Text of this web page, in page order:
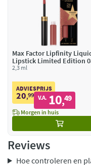
Max Factor Lipfinity
Lipstick Limited Edition
Stardust
2,3 ml
ADVIESPRIJS
20,99 V.A. 10,49
Morgen in huis
Reviews
Hoe controleren en